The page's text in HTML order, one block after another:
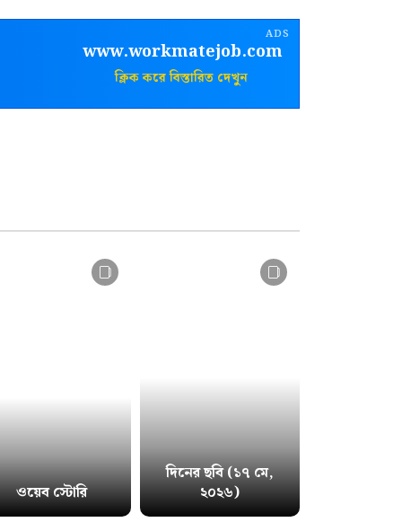
ADS
www.workmatejob.com
ক্লিক করে বিস্তারিত দেখুন
ওয়েব স্টোরি
দিনের ছবি (১৭ মে,
২০২৬)